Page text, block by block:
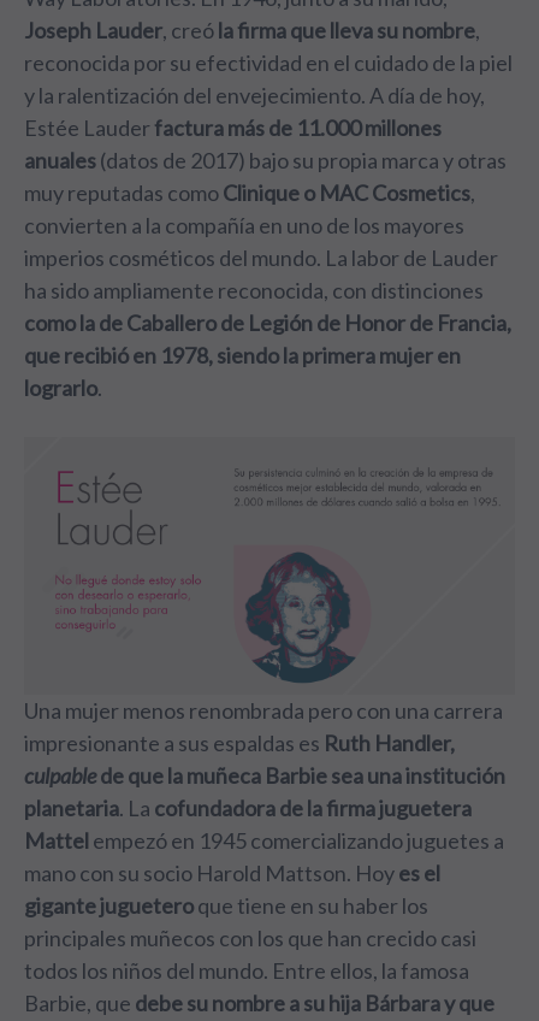
Joseph Lauder, creóla firma que lleva su nombre,
reconocida por su efectividad en el cuidado de la piel
y la ralentización del envejecimiento. A día de hoy,
Estée Lauderfactura más de 11.000 millones
anuales(datos de 2017) bajo su propia marca y otras
muy reputadas comoClinique o MAC Cosmetics,
convierten a la compañía en uno de los mayores
imperios cosméticos del mundo. La labor de Lauder
ha sido ampliamente reconocida, con distinciones
como la de Caballero de Legión de Honor de Francia,
que recibió en 1978, siendo la primera mujer en
lograrlo.
Una mujer menos renombrada pero con una carrera
impresionante a sus espaldas es Ruth Handler,
culpablede que la muñeca Barbie sea una institución
planetaria. La cofundadora de la firma juguetera
Mattel empezó en 1945 comercializando juguetes a
mano con su socio Harold Mattson. Hoyes el
gigante jugueteroque tiene en su haber los
principales muñecos con los que han crecido casi
todos los niños del mundo. Entre ellos, la famosa
Barbie, que debe su nombre a su hija Bárbara y que